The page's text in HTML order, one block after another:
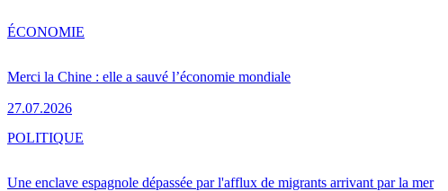
Merci la Chine : elle a sauvé l’économie mondiale
27.07.2026
ÉCONOMIE
Une enclave espagnole dépassée par l'afflux de migrants arrivant par la mer
POLITIQUE